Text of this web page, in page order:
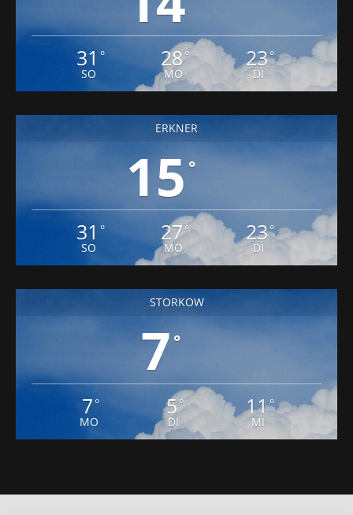
31 °
SO
28°
MO
23°
DI
ERKNER
15 °
31 °
SO
27°
MO
23°
DI
STORKOW
7°
7 °
MO
5°
DI
11°
MI